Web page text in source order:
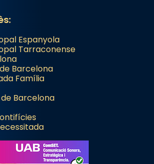
Espanyola
Tarraconense
Barcelona
Família
Barcelona